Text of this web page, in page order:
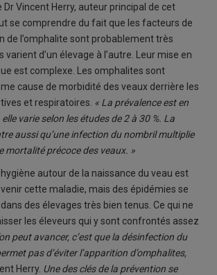
Dr Vincent Herry, auteur principal de cet
se comprendre du fait que les facteurs de
de l’omphalite sont probablement très
varient d’un élevage à l’autre. Leur mise en
est complexe. Les omphalites sont
cause de morbidité des veaux derrière les
et respiratoires. « La prévalence est en
varie selon les études de 2 à 30 %. La
aussi qu’une infection du nombril multiplie
mortalité précoce des veaux. »
autour de la naissance du veau est
cette maladie, mais des épidémies se
des élevages très bien tenus. Ce qui ne
les éleveurs qui y sont confrontés assez
peut avancer, c’est que la désinfection du
pas d’éviter l’apparition d’omphalites,
Herry. Une des clés de la prévention se